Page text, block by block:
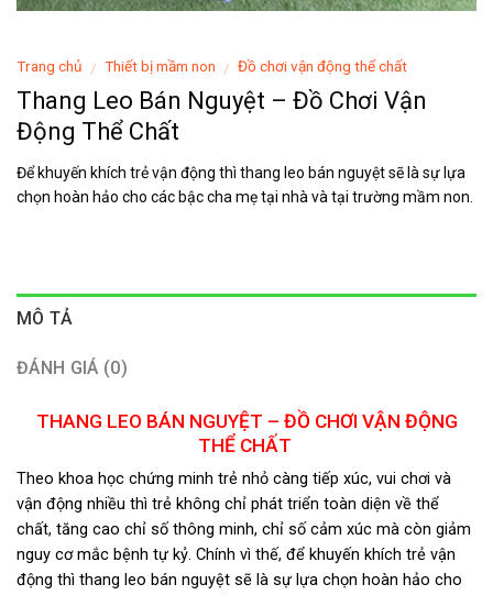
Trang chủ / Thiết bị mầm non / Đồ chơi vận động thể chất
Thang Leo Bán Nguyệt – Đồ Chơi Vận
Động Thể Chất
Để khuyến khích trẻ vận động thì thang leo bán nguyệt sẽ là sự lựa
chọn hoàn hảo cho các bậc cha mẹ tại nhà và tại trường mầm non.
MÔ TẢ
ĐÁNH GIÁ (0)
THANG LEO BÁN NGUYỆT – ĐỒ CHƠI VẬN ĐỘNG
THỂ CHẤT
Theo khoa học chứng minh trẻ nhỏ càng tiếp xúc, vui chơi và
vận động nhiều thì trẻ không chỉ phát triển toàn diện về thể
chất, tăng cao chỉ số thông minh, chỉ số cảm xúc mà còn giảm
nguy cơ mắc bệnh tự kỷ. Chính vì thế, để khuyến khích trẻ vận
động thì thang leo bán nguyệt sẽ là sự lựa chọn hoàn hảo cho